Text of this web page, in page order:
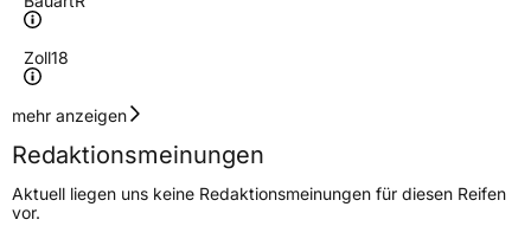
Zoll18
Geschwindigkeitsindex
Höchstgeschwindigkeit
240 km/h
Lastindex109
mehr anzeigen
Redaktionsmeinungen
Aktuell liegen uns keine Redaktionsmeinungen für diesen Reifen
vor.